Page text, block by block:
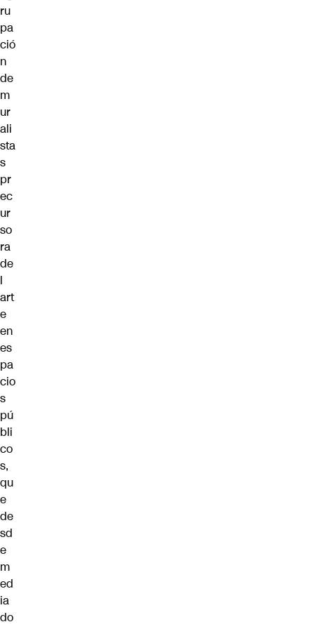
ru
pa
ció
n
de
m
ur
ali
sta
s
pr
ec
ur
so
ra
de
l
art
e
en
es
pa
cio
s
pú
bli
co
s,
qu
e
de
sd
e
m
ed
ia
do